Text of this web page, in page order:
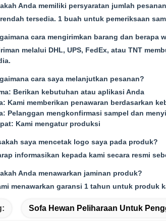
Anda memiliki persyaratan jumlah
rendah tersedia. 1 buah untuk pemeriksaan
cara mengirimkan barang dan berapa
melalui DHL, UPS, FedEx, atau TNT
cara saya melanjutkan pesanan?
Berikan kebutuhan atau aplikasi Anda
Kami memberikan penawaran berdasarkan
Pelanggan mengkonfirmasi sampel dan
Kami mengatur produksi
saya mencetak logo saya pada produk?
informasikan kepada kami secara resmi
Anda menawarkan jaminan produk?
menawarkan garansi 1 tahun untuk produk
Sofa Hewan Peliharaan Untuk